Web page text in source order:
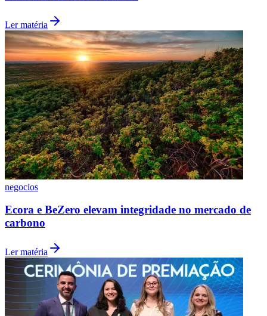
Vasco
Ler matéria
negocios
Ecora e BeZero elevam integridade no mercado de
carbono
Ler matéria